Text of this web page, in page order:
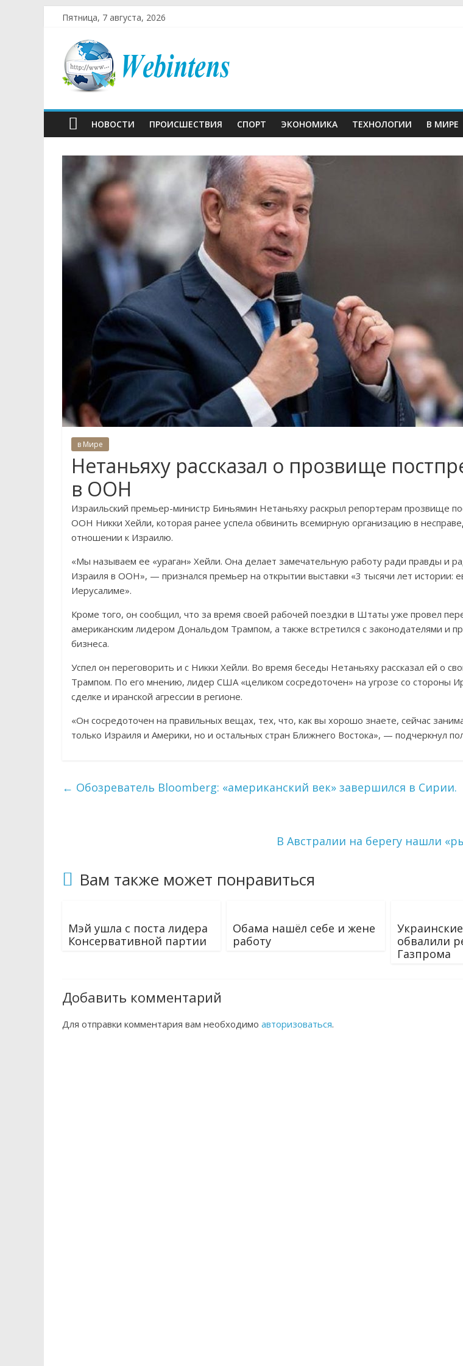
Пятница, 7 августа, 2026
НОВОСТИ ПРОИСШЕСТВИЯ СПОРТ ЭКОНОМИКА ТЕХНОЛОГИИ В МИРЕ
в Мире
Нетаньяху рассказал о прозвище
в ООН
Израильский премьер-министр Биньямин Нетаньяху раскрыл репортерам прозвище
ООН Никки Хейли, которая ранее успела обвинить всемирную организацию в
отношении к Израилю.
«Мы называем ее «ураган» Хейли. Она делает замечательную работу ради правды и
Израиля в ООН», — признался премьер на открытии выставки «3 тысячи лет истории:
Иерусалиме».
Кроме того, он сообщил, что за время своей рабочей поездки в Штаты уже провел
американским лидером Дональдом Трампом, а также встретился с законодателями и
бизнеса.
Успел он переговорить и с Никки Хейли. Во время беседы Нетаньяху рассказал ей о
Трампом. По его мнению, лидер США «целиком сосредоточен» на угрозе со стороны
сделке и иранской агрессии в регионе.
«Он сосредоточен на правильных вещах, тех, что, как вы хорошо знаете, сейчас
только Израиля и Америки, но и остальных стран Ближнего Востока», — подчеркнул
← Обозреватель Bloomberg: «американский век» завершился в Сирии.
В Австралии на берегу нашли
Вам также может понравиться
Мэй ушла с поста лидера
Консервативной партии
Обама нашёл себе и жене
работу
обвалили
Газпрома
Добавить комментарий
Для отправки комментария вам необходимо авторизоваться.